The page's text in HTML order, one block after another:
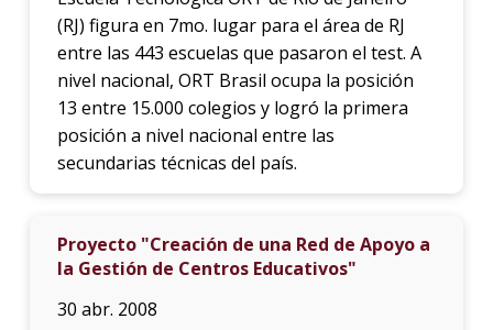
(RJ) figura en 7mo. lugar para el área de RJ
entre las 443 escuelas que pasaron el test. A
nivel nacional, ORT Brasil ocupa la posición
13 entre 15.000 colegios y logró la primera
posición a nivel nacional entre las
secundarias técnicas del país.
Proyecto "Creación de una Red de Apoyo a
la Gestión de Centros Educativos"
30 abr. 2008